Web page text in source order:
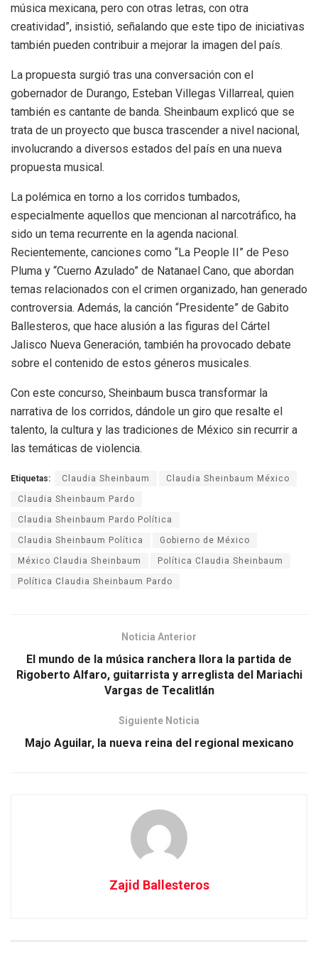
música mexicana, pero con otras letras, con otra
creatividad”, insistió, señalando que este tipo de iniciativas
también pueden contribuir a mejorar la imagen del país.
La propuesta surgió tras una conversación con el
gobernador de Durango, Esteban Villegas Villarreal, quien
también es cantante de banda. Sheinbaum explicó que se
trata de un proyecto que busca trascender a nivel nacional,
involucrando a diversos estados del país en una nueva
propuesta musical.
La polémica en torno a los corridos tumbados,
especialmente aquellos que mencionan al narcotráfico, ha
sido un tema recurrente en la agenda nacional.
Recientemente, canciones como “La People II” de Peso
Pluma y “Cuerno Azulado” de Natanael Cano, que abordan
temas relacionados con el crimen organizado, han generado
controversia. Además, la canción “Presidente” de Gabito
Ballesteros, que hace alusión a las figuras del Cártel
Jalisco Nueva Generación, también ha provocado debate
sobre el contenido de estos géneros musicales.
Con este concurso, Sheinbaum busca transformar la
narrativa de los corridos, dándole un giro que resalte el
talento, la cultura y las tradiciones de México sin recurrir a
las temáticas de violencia.
Etiquetas: Claudia Sheinbaum Claudia Sheinbaum México
Claudia Sheinbaum Pardo
Claudia Sheinbaum Pardo Política
Claudia Sheinbaum Política Gobierno de México
México Claudia Sheinbaum Política Claudia Sheinbaum
Política Claudia Sheinbaum Pardo
Noticia Anterior
El mundo de la música ranchera llora la partida de
Rigoberto Alfaro, guitarrista y arreglista del Mariachi
Vargas de Tecalitlán
Siguiente Noticia
Majo Aguilar, la nueva reina del regional mexicano
Zajid Ballesteros